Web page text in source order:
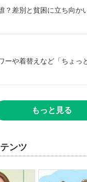
？差別と貧困に立ち向か
ーや着替えなど「ちょ
もっと見る
ンツ